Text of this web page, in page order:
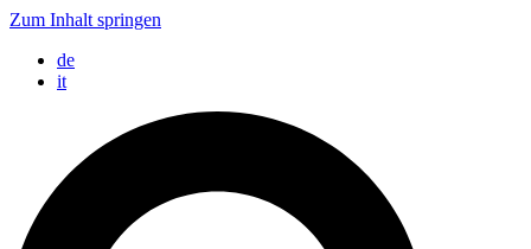
Zum Inhalt springen
de
it